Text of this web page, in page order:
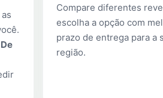
Compare diferentes
escolha a opção com
prazo de entrega para a
região.